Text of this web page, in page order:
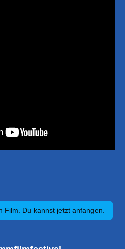
Film. Du kannst jetzt anfangen.